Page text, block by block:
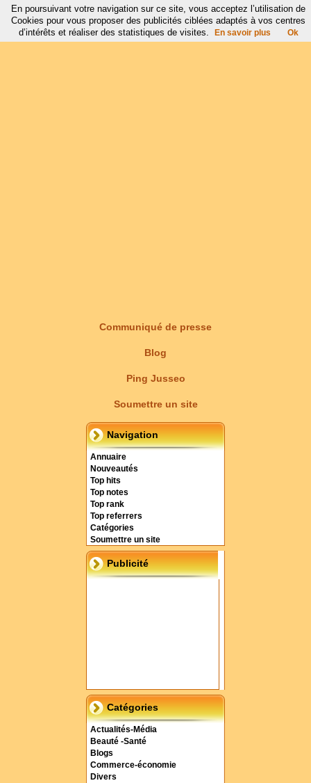
Communiqué de presse
Blog
Ping Jusseo
Soumettre un site
Navigation
Annuaire
Nouveautés
Top hits
Top notes
Top rank
Top referrers
Catégories
Soumettre un site
Publicité
Catégories
Actualités-Média
Beauté -Santé
Blogs
Commerce-économie
Divers
En poursuivant votre navigation sur ce site, vous acceptez l’utilisation de
Cookies pour vous proposer des publicités ciblées adaptés à vos centres
d’intérêts et réaliser des statistiques de visites.
En savoir plus Ok